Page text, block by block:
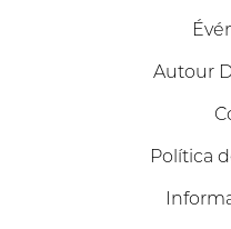
Autour
Política